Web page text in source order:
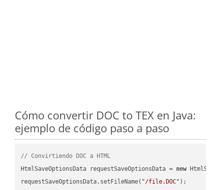
Cómo convertir DOC to TEX en Java:
ejemplo de código paso a paso
// Convirtiendo DOC a HTML
HtmlSaveOptionsData requestSaveOptionsData = new
requestSaveOptionsData.setFileName( "/file.DOC" );